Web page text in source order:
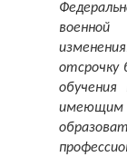
обучения
имеющим